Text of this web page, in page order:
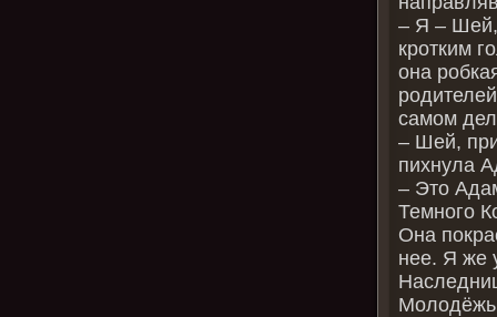
– Я – Шей,
кротким
она
самом
– Шей,
пихнула
– Это
Темного
Она
нее. Я же